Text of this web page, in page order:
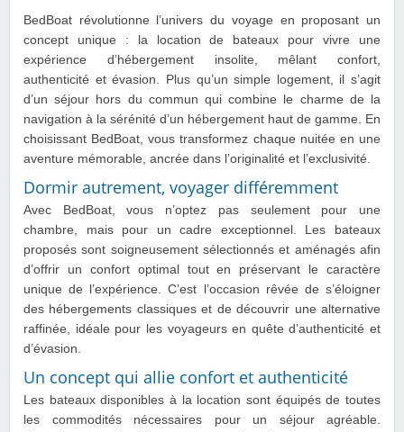
BedBoat révolutionne l’univers du voyage en proposant un
concept unique : la location de bateaux pour vivre une
expérience d’hébergement insolite, mêlant confort,
authenticité et évasion. Plus qu’un simple logement, il s’agit
d’un séjour hors du commun qui combine le charme de la
navigation à la sérénité d’un hébergement haut de gamme. En
choisissant BedBoat, vous transformez chaque nuitée en une
aventure mémorable, ancrée dans l’originalité et l’exclusivité.
Dormir autrement, voyager différemment
Avec BedBoat, vous n’optez pas seulement pour une
chambre, mais pour un cadre exceptionnel. Les bateaux
proposés sont soigneusement sélectionnés et aménagés afin
d’offrir un confort optimal tout en préservant le caractère
unique de l’expérience. C’est l’occasion rêvée de s’éloigner
des hébergements classiques et de découvrir une alternative
raffinée, idéale pour les voyageurs en quête d’authenticité et
d’évasion.
Un concept qui allie confort et authenticité
Les bateaux disponibles à la location sont équipés de toutes
les commodités nécessaires pour un séjour agréable.